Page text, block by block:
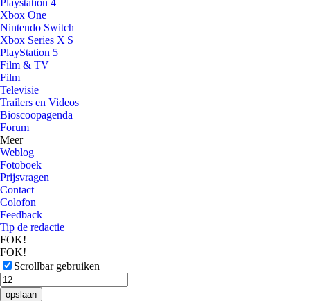
Playstation 4
Xbox One
Nintendo Switch
Xbox Series X|S
PlayStation 5
Film & TV
Film
Televisie
Trailers en Videos
Bioscoopagenda
Forum
Meer
Weblog
Fotoboek
Prijsvragen
Contact
Colofon
Feedback
Tip de redactie
FOK!
FOK!
Scrollbar gebruiken
opslaan